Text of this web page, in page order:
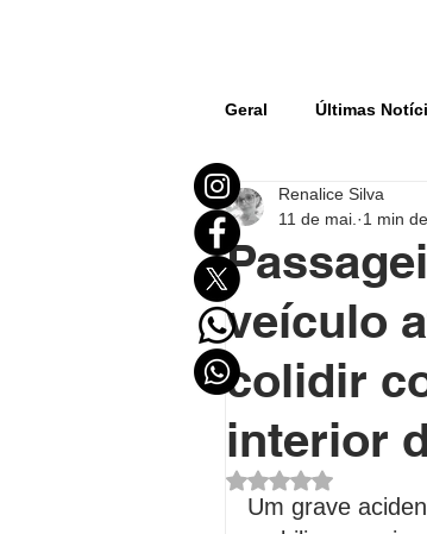
Geral Últimas
Mundo
Destaque Político
Política no Acre
Polícial
veículo
colidir
interior
Renalice Silva
11 de mai.
1 min
Avaliado com
Um grave